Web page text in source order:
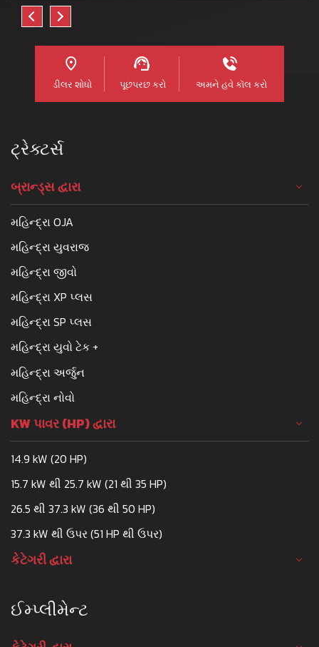
ડીલર શોધો પૂછપરછ કરો અમને હવે કૉલ કરો
ટ્રેક્ટર્સ
બ્રાન્ડ્સ દ્વારા
મહિન્દ્રા OJA
મહિન્દ્રા યુવરાજ
મહિન્દ્રા જીવો
મહિન્દ્રા XP પ્લસ
મહિન્દ્રા SP પ્લસ
મહિન્દ્રા યુવો ટેક +
મહિન્દ્રા અર્જુન
મહિન્દ્રા નોવો
KW પાવર (HP) દ્વારા
14.9 kW (20 HP)
15.7 kW થી 25.7 kW (21 થી 35 HP)
26.5 થી 37.3 kW (36 થી 50 HP)
37.3 kW થી ઉપર (51 HP થી ઉપર)
કેટેગરી દ્વારા
ઈમ્પ્લીમેન્ટ